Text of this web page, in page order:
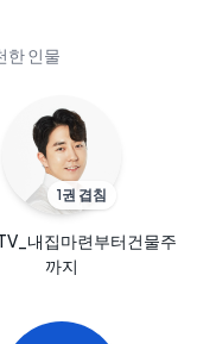
한 인물
1권 겹침
내집마련부터건물주
까지